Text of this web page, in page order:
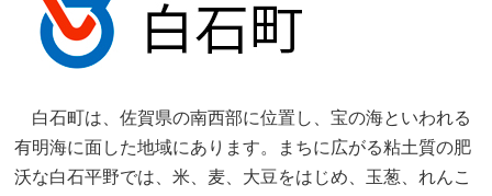
フォトギャラリー
開催地情報 公式SNS
お問い合わせ 推奨環境
白石町は、佐賀県の南西部に位置し、宝の海といわれる
有明海に面した地域にあります。まちに広がる粘土質の肥
沃な白石平野では、米、麦、大豆をはじめ、玉葱、れんこ